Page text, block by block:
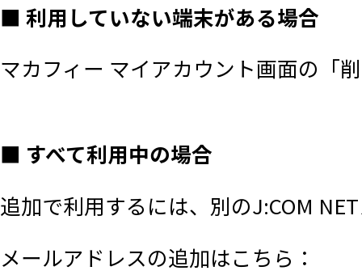
利用者は、本サービスを他のサー
す。
■ 利用者の責務
利用者は、自己の責任において､本
コン端末、通信機器、通信回線そ
■ 利用していない端末がある場合
マカフィー マイアカウント画面の「
■ すべて利用中の場合
追加で利用するには、別のJ:COM
メールアドレスの追加はこちら：